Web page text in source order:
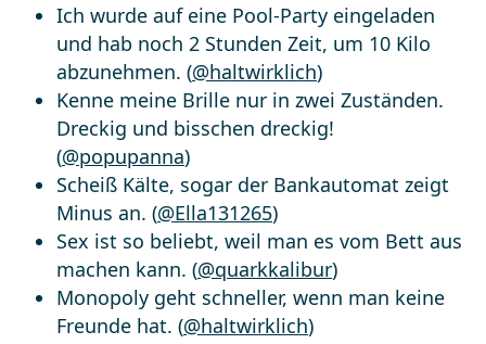
Ich wurde auf eine Pool-Party eingeladen
und hab noch 2 Stunden Zeit, um 10 Kilo
abzunehmen. (@haltwirklich)
Kenne meine Brille nur in zwei Zuständen.
Dreckig und bisschen dreckig!
(@popupanna)
Scheiß Kälte, sogar der Bankautomat zeigt
Minus an. (@Ella131265)
Sex ist so beliebt, weil man es vom Bett aus
machen kann. (@quarkkalibur)
Monopoly geht schneller, wenn man keine
Freunde hat. (@haltwirklich)